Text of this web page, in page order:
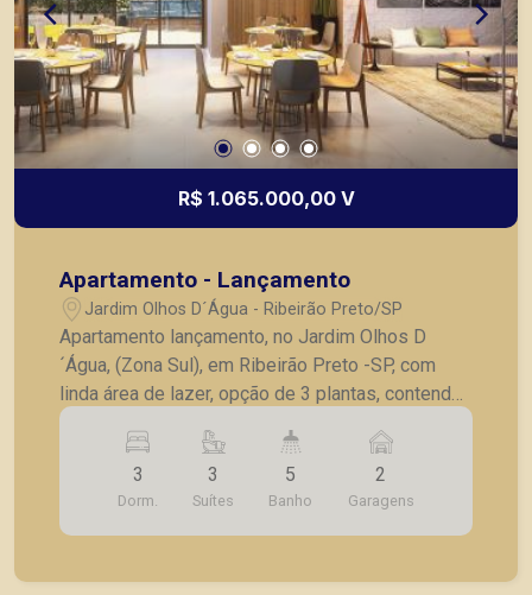
R$ 1.065.000,00 V
Apartamento - Lançamento
Jardim Olhos D´Água - Ribeirão Preto/SP
Apartamento lançamento, no Jardim Olhos D
´Água, (Zona Sul), em Ribeirão Preto -SP, com
linda área de lazer, opção de 3 plantas, contendo:
- 3 suítes; - Sala 2 ambientes; - Lavabo; -
Cozinha; - Lavanderia; - Varanda gourmet; - Laje
técnica; - 2 vagas de garagem. - Fotos do
decorado. * Entrega prevista para Fevereiro de
2024. * Consultar valores atualizados e unidades
3
Dorm.
3
Suítes
5
Banho
2
Garagens